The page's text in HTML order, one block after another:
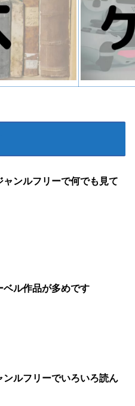
ャンルフリーで何でも見て
ベル作品が多めです
ンルフリーでいろいろ読ん